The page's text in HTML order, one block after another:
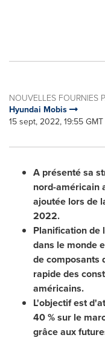
NOUVELLES FOURNIES
Hyundai Mobis
15 sept, 2022, 19:55 GMT
A présenté sa
nord-américain
ajoutée lors de
2022.
Planification de
dans le monde
de composants
rapide des
américains.
L'objectif est
40 % sur le
grâce aux